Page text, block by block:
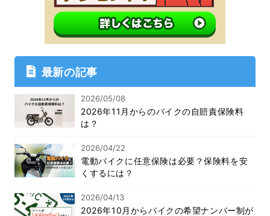
最新の記事
2026/05/08
2026年11月からのバイクの自賠責保険料
は？
2026/04/22
電動バイクに任意保険は必要？保険料を安
くするには？
2026/04/13
2026年10月からバイクの希望ナンバー制が